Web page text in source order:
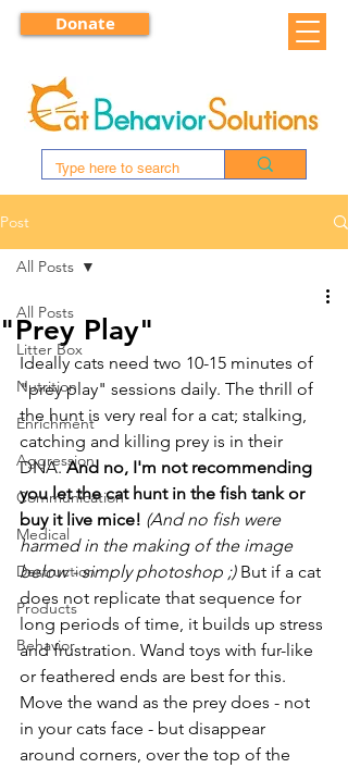
Donate
Post
All Posts
Litter Box
Nutrition
Enrichment
Aggression
Communication
Medical
Destruction
Products
Behavior
All Posts
"Prey Play"
Ideally cats need two 10-15 minutes of
"prey play" sessions daily. The thrill of
the hunt is very real for a cat; stalking,
catching and killing prey is in their
DNA. And no, I'm not recommending
you let the cat hunt in the fish tank or
buy it live mice! (And no fish were
harmed in the making of the image
below - simply photoshop ;) But if a cat
does not replicate that sequence for
long periods of time, it builds up stress
and frustration. Wand toys with fur-like
or feathered ends are best for this.
Move the wand as the prey does - not
in your cats face - but disappear
around corners, over the top of the